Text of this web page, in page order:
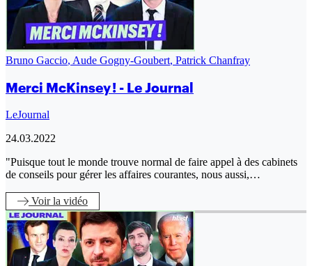
Bruno Gaccio, Aude Gogny-Goubert, Patrick Chanfray
Merci McKinsey ! - Le Journal
LeJournal
24.03.2022
"Puisque tout le monde trouve normal de faire appel à des cabinets
de conseils pour gérer les affaires courantes, nous aussi,…
Voirla vidéo